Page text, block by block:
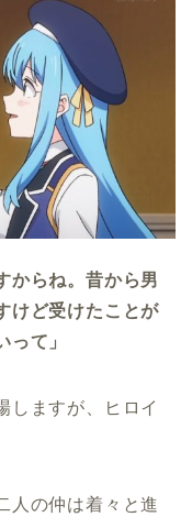
からね。昔から男
けど受けたことが
って」
しますが、ヒロイ
人の仲は着々と進